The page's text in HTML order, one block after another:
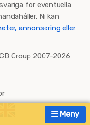
Meny
för eventuella
Ni kan
annonsering eller
Group 2007-2026